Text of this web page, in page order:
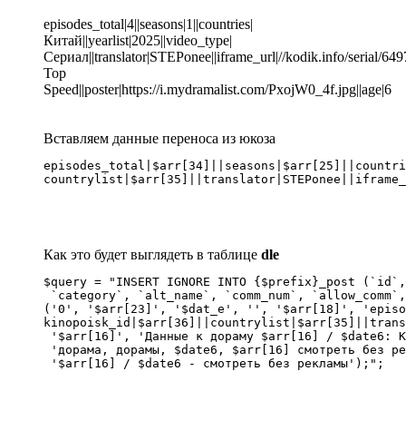
episodes_total|4||seasons|1||countries|
Китай||yearlist|2025||video_type|
Сериал||translator|STEPonee||iframe_url|//kodik.info/serial/
Top
Speed||poster|https://i.mydramalist.com/PxojW0_4f.jpg||age|6
Вставляем данные переноса из юкоза
Как это будет выглядеть в таблице dle
$query = "INSERT IGNORE INTO
`category`, `alt_name`, `comm_num`,
('0', '$arr[23]', '$dat_e', '', '$arr[18]',
'$arr[16]', 'Данные к дораму $arr[16] / $date6:
'дорама, дорамы, $date6, $arr[16]
'$arr[16] / $date6 - смотреть без рекламы');";